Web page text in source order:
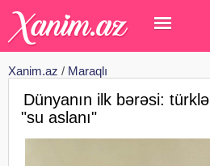
Xanim.az / Maraqlı
Dünyanın ilk bərəsi:
"su aslanı"